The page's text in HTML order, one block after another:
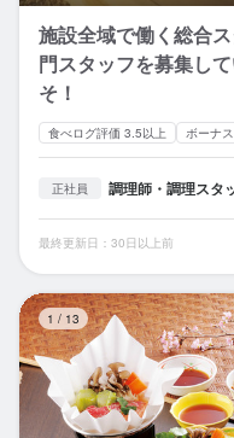
施設全域で働く総合
門スタッフを募集し
そ！
食べログ評価 3.5以上 ボーナ
正社員 調理師・調理スタ
最終更新日：30日以上前
1 / 13